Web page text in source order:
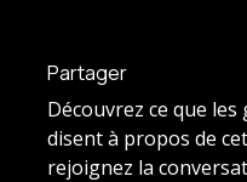
Partager
Découvrez ce que
disent à propos de
rejoignez la